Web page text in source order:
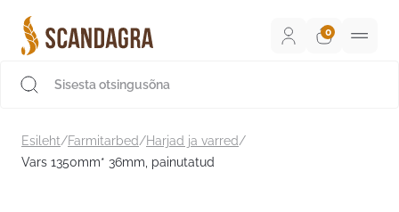
sisu
juurde
Esileht/Farmitarbed/Harjad ja varred/
Vars 1350mm* 36mm, painutatud